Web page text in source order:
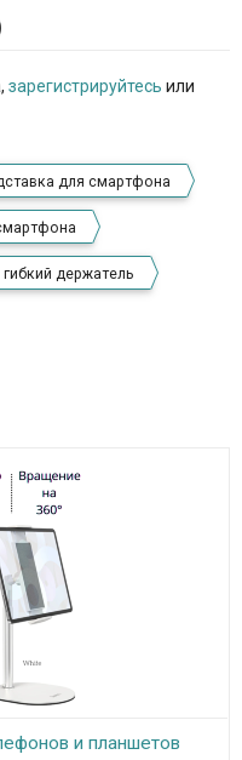
зарегистрируйтесь или
для смартфона
гибкий держатель
и планшетов